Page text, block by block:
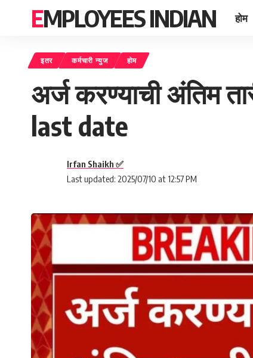
EMPLOYEES INDIAN होम
इतर कर्मचारी न्युज होम
अर्ज करण्याची अंतिम
last date
Last updated: 2025/07/10 at 12:57 PM
Irfan Shaikh ✅